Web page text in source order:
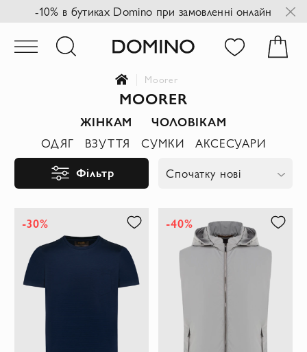
-10% в бутиках Domino при замовленні онлайн
Moorer
MOORER
ЖІНКАМ
ЧОЛОВІКАМ
ОДЯГ
ВЗУТТЯ СУМКИ
АКСЕСУАРИ
Фільтр
Спочатку нові
-30% -40%